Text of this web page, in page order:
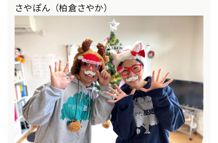
さやぽん（柏倉さやか）